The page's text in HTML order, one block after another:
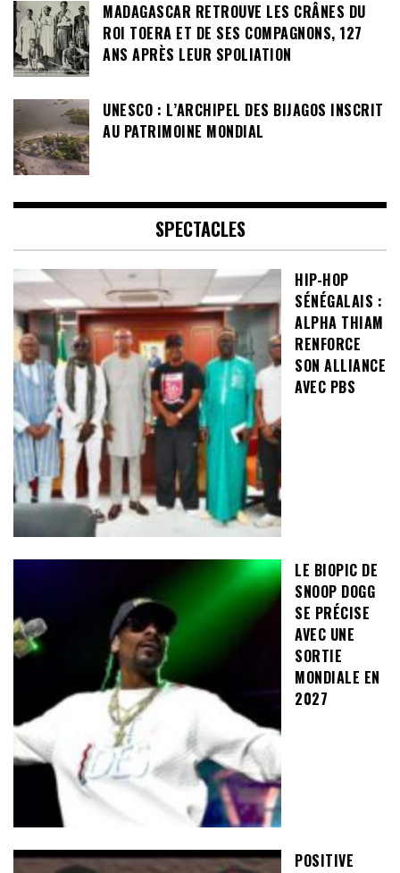
MADAGASCAR RETROUVE LES CRÂNES DU
ROI TOERA ET DE SES COMPAGNONS, 127
ANS APRÈS LEUR SPOLIATION
UNESCO : L’ARCHIPEL DES BIJAGOS INSCRIT
AU PATRIMOINE MONDIAL
SPECTACLES
HIP-HOP
SÉNÉGALAIS :
ALPHA THIAM
RENFORCE
SON ALLIANCE
AVEC PBS
LE BIOPIC DE
SNOOP DOGG
SE PRÉCISE
AVEC UNE
SORTIE
MONDIALE EN
2027
POSITIVE